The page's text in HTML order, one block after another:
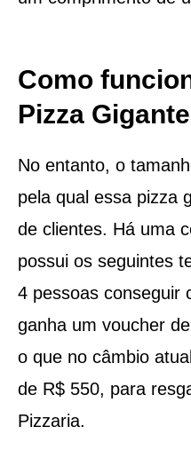
Como
Pizza
No entanto, o
pela qual essa pizza
de clientes. Há uma
possui os seguintes
4 pessoas conseguir
ganha um voucher
o que no câmbio
de R$ 550, para
Pizzaria.